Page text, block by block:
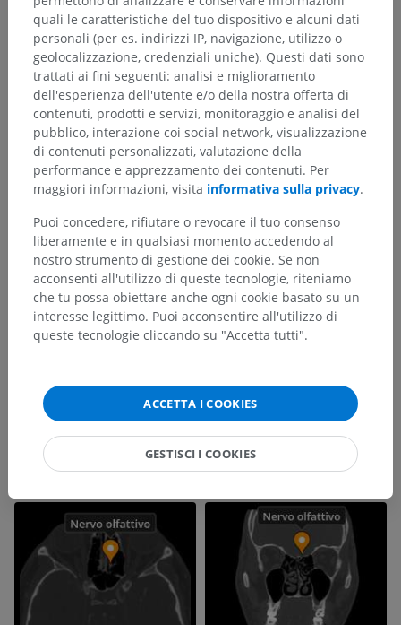
quali le caratteristiche del tuo dispositivo e alcuni dati
personali (per es. indirizzi IP, navigazione, utilizzo o
geolocalizzazione, credenziali uniche). Questi dati sono
trattati ai fini seguenti: analisi e miglioramento
dell'esperienza dell'utente e/o della nostra offerta di
contenuti, prodotti e servizi, monitoraggio e analisi del
pubblico, interazione coi social network, visualizzazione
di contenuti personalizzati, valutazione della
performance e apprezzamento dei contenuti. Per
maggiori informazioni, visita informativa sulla privacy.
Puoi concedere, rifiutare o revocare il tuo consenso
liberamente e in qualsiasi momento accedendo al
nostro strumento di gestione dei cookie. Se non
acconsenti all'utilizzo di queste tecnologie, riteniamo
che tu possa obiettare anche ogni cookie basato su un
interesse legittimo. Puoi acconsentire all'utilizzo di
queste tecnologie cliccando su "Accetta tutti".
ACCETTA I COOKIES
GESTISCI I COOKIES